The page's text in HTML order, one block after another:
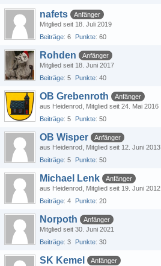
nafets
Anfänger
Mitglied seit 18. Juli 2019
Beiträge 6 Punkte 60
Rohden
Anfänger
Mitglied seit 18. Juni 2017
Beiträge 5 Punkte 40
OB Grebenroth
Anfänger
aus Heidenrod Mitglied seit 24. Mai 2016
Beiträge 5 Punkte 50
OB Wisper
Anfänger
aus Heidenrod Mitglied seit 12. Juni 2013
Beiträge 5 Punkte 50
Michael Lenk
Anfänger
aus Heidenrod Mitglied seit 19. Juni 2012
Beiträge 4 Punkte 20
Norpoth
Anfänger
Mitglied seit 30. Juni 2021
Beiträge 3 Punkte 30
SK Kemel
Anfänger